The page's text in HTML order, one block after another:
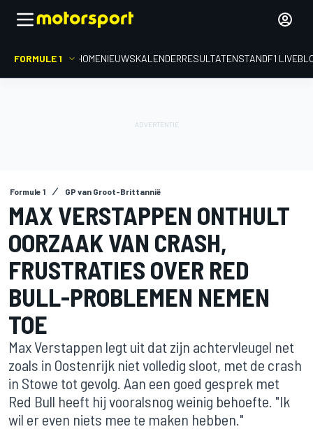
FORMULE 1 HOMENIEUWSKALENDERRESULTATENSTANDF1
Formule 1 GP van Groot-Brittannië
MAX VERSTAPPEN ONTHULT
OORZAAK VAN CRASH,
FRUSTRATIES OVER RED
BULL-PROBLEMEN NEMEN
TOE
Max Verstappen legt uit dat zijn achtervleugel net
zoals in Oostenrijk niet volledig sloot, met de crash
in Stowe tot gevolg. Aan een goed gesprek met
Red Bull heeft hij vooralsnog weinig behoefte. "Ik
wil er even niets mee te maken hebben."